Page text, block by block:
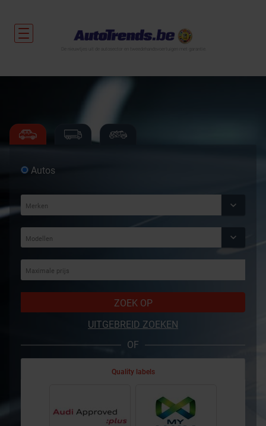
Autos
ZOEK OP
UITGEBREID ZOEKEN
OF
Quality labels